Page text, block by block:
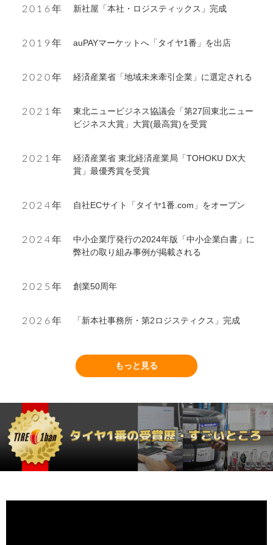
2016年 新社屋「本社・ロジスティックス」完成
2019年 auPAYマーケットへ「タイヤ1番」を出店
2020年 経済産業省「地域未来牽引企業」に選定される
2021年
東北ニュービジネス協議会「第27回東北ニュー
ビジネス大賞」大賞(最高賞)を受賞
2021年
経済産業省 東北経済産業局「TOHOKU DX大
賞」最優秀賞を受賞
2024年 自社ECサイト「タイヤ1番.com」をオープン
2024年
中小企業庁発行の2024年版「中小企業白書」に
弊社の取り組み事例が掲載される
2025年 創業50周年
2026年 「新本社事務所・第2ロジスティクス」完成
もっと見る